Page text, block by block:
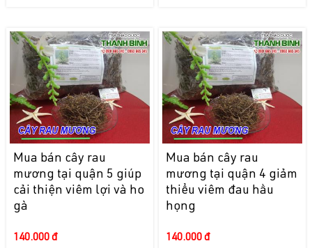
Mua bán cây rau
mương tại quận 5 giúp
cải thiện viêm lợi và ho
gà
140.000 đ
Mua bán cây rau
mương tại quận 4 giảm
thiểu viêm đau hầu
họng
140.000 đ